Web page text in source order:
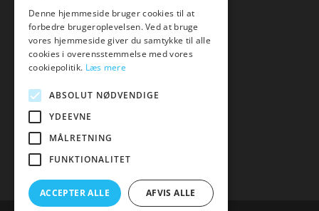
Tlf: 7876 8672
Mail: hej@amare.dk
Denne hjemmeside bruger cookies til at
forbedre brugeroplevelsen. Ved at bruge
vores hjemmeside giver du samtykke til alle
cookies i overensstemmelse med vores
cookiepolitik. Læs mere
ABSOLUT NØDVENDIGE
YDEEVNE
MÅLRETNING
FUNKTIONALITET
ACCEPTER ALLE AFVIS ALLE